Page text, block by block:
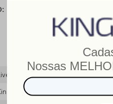
House ®